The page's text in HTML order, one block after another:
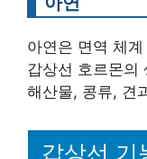
아연은 면역 체
갑상선 호르몬의
해산물, 콩류, 견
갑상선 기